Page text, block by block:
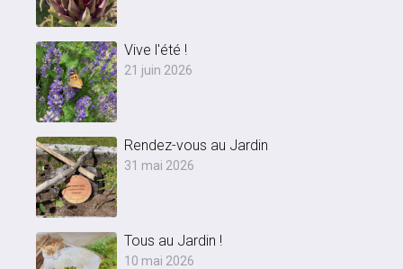
Vive l'été !
21 juin 2026
Rendez-vous au Jardin
31 mai 2026
Tous au Jardin !
10 mai 2026